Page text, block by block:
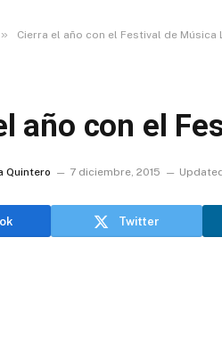
» Cierra el año con el Festival de Música
año con el
Quintero 7 diciembre, 2015
Twitter